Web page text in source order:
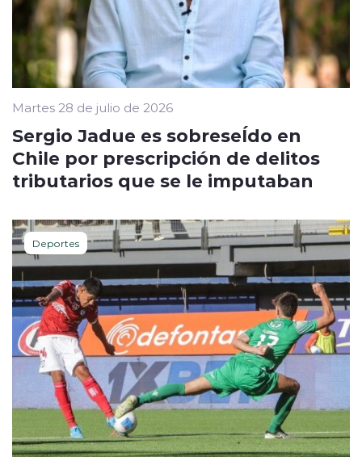
Martes 28 de julio de 2026
Sergio Jadue es sobreseÍdo en
Chile por prescripción de delitos
tributarios que se le imputaban
Deportes